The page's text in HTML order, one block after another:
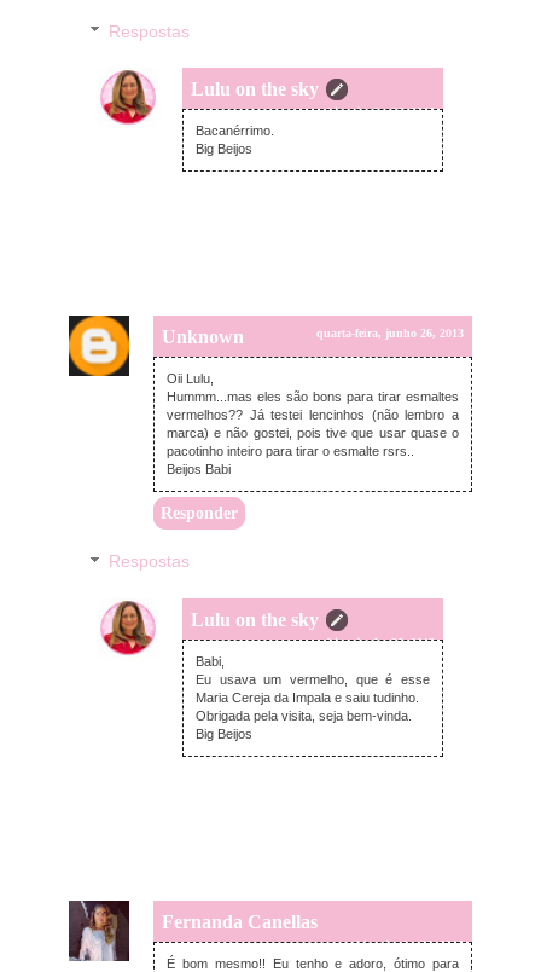
Respostas
Lulu on the sky
quarta-feira, junho 26, 2013
Bacanérrimo.
Big Beijos
Unknown quarta-feira, junho 26, 2013
Oii Lulu,
Hummm...mas eles são bons para tirar esmaltes
vermelhos?? Já testei lencinhos (não lembro a
marca) e não gostei, pois tive que usar quase o
pacotinho inteiro para tirar o esmalte rsrs..
Beijos Babi
Responder
Respostas
Lulu on the sky
quarta-feira, junho 26, 2013
Babi,
Eu usava um vermelho, que é esse
Maria Cereja da Impala e saiu tudinho.
Obrigada pela visita, seja bem-vinda.
Big Beijos
Fernanda Canellas
quarta-feira, junho 26, 2013
É bom mesmo!! Eu tenho e adoro, ótimo para